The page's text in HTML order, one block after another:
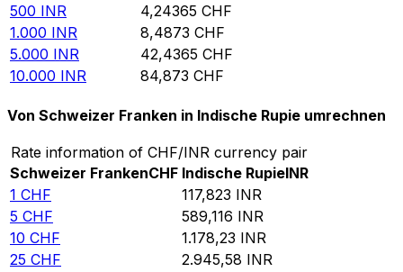
500 INR 4,24365 CHF
1.000 INR 8,4873 CHF
5.000 INR 42,4365 CHF
10.000 INR 84,873 CHF
Von Schweizer Franken in Indische Rupie umrechnen
Rate information of CHF/INR currency pair
Schweizer FrankenCHF Indische RupieINR
1 CHF 117,823 INR
5 CHF 589,116 INR
10 CHF 1.178,23 INR
25 CHF 2.945,58 INR